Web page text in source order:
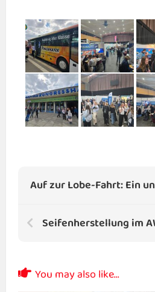
Seifenherstellung im
You may also like...